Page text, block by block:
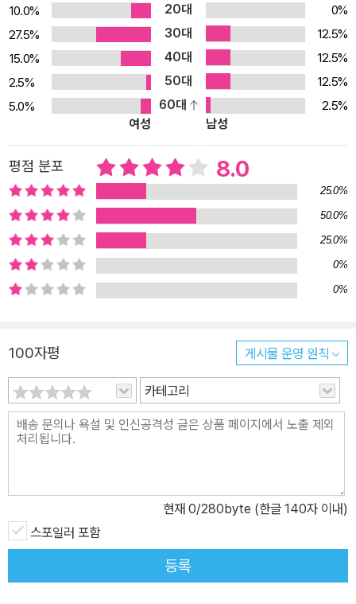
고 싶게 만드는, 아름답고 아주 마술적인 책이 되기를 원했다. 이 두번
째 소설 『마루』에서 나는 놀라운 방식으로 그 야망을 달성했다.” ―베
시 헤드 자전적 경험을 바탕으로 인종-성-계급 해방을 가장 서정적으
로 예각화한 작품『마루』 아프리카 페미니즘의 새 지평을 열었다고 평
가받는 베시 헤드. 1948년 국민당 집권과 더불어 심화된 남아프리카
공화국의 인종차별정책인 아파르트헤이트를 겪은 후, 그녀는 기자활
동과 더불어 1959년 범아프리카회의(PAC)에 가담하여 정치활동을
한 것이 빌미가 되어 추문에 휩싸이면서 고국에서 영구 추방된다. 새
로 망명한 보츠와나에서마저 몇 번의 시민권 요구가 거부된 채로 15
년을 살아야 했다. 혼종-혼혈이 금기시되던 나라에서 백인 어머니와
흑인 아버지 사이에서 태어난 혼혈유색인 ‘컬러드Coloured’로서의
정체성은 그녀에게 또하나의 주홍글자였다. 철저하게 유린당하고 차
별된 삶을 살아야 했던 아프리카 여성작가 베시 헤드, 그녀의 작품 곳
곳에는 자신의 어두운 인생과 자유와 평등을 향한 빛나는 꿈의 극적
소설 삼부작―『비구름이 모일 때』(1969),『마루』(1971), 『권력의 문
제』(1974)―가운데 『마루』는 아프리카 사회에 만연한 인종-성-계
급 차별의 해방을 가장 서정적으로 예각화한 작품으로 손꼽힌다. 19
71년 뉴욕과 런던에서 출간되자마자 『옵저버』, 『커커스 리뷰』, 『퍼블
리셔스 위클리』 등 수많은 언론의 호평 속에서 아프리카 현대문학의
서 사랑, 자유, 평등의 합일로 구해낸 세계, 즉 기존의 이원론적 세계
관으로는 포착할 수 없는 아프리카의 신비한 힘을 노오란 데이지꽃으
로 형상화한다. 아프리카 부족사회가 받아들이기 힘든 두 남녀의 결
합, 마루와 마거릿의 결혼이 이뤄지는 꿈의 길가에 이 꽃은 축복과 자
10.0%
20대
0%
27.5%
30대
12.5%
15.0%
40대
12.5%
2.5%
50대
12.5%
5.0%
60대
2.5%
여성
남성
평점 분포 8.0
25.0%
50.0%
25.0%
0%
0%
100자평 게시물 운영 원칙
카테고리
현재 0/280byte (한글 140자 이내)
스포일러 포함
등록